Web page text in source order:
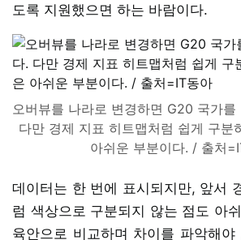
도록 지원했으면 하는 바람이다.
오버뷰를 나라로 변경하면 G20 국가를
다만 경제 지표 히트맵처럼 쉽게 구분
아쉬운 부분이다. / 출처
데이터는 한 번에 표시되지만, 앞서
럼 색상으로 구분되지 않는 점도 아
육안으로 비교하며 차이를 파악해